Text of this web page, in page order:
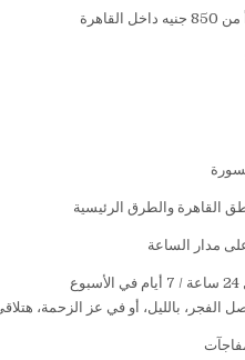
القاهرة والطرق الرئيسية
مدار الساعة
الفجر، بالليل، أو في عز الزحمة،